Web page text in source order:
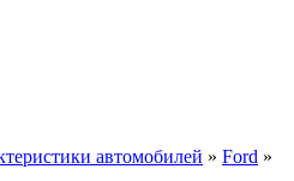
автомобилей » Ford »